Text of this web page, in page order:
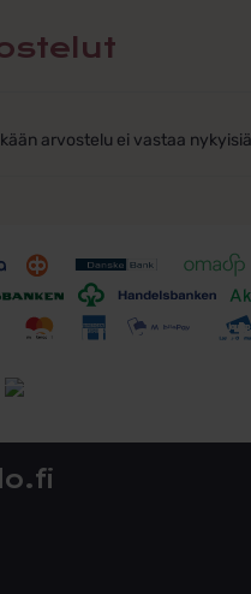
arvostelu ei vastaa